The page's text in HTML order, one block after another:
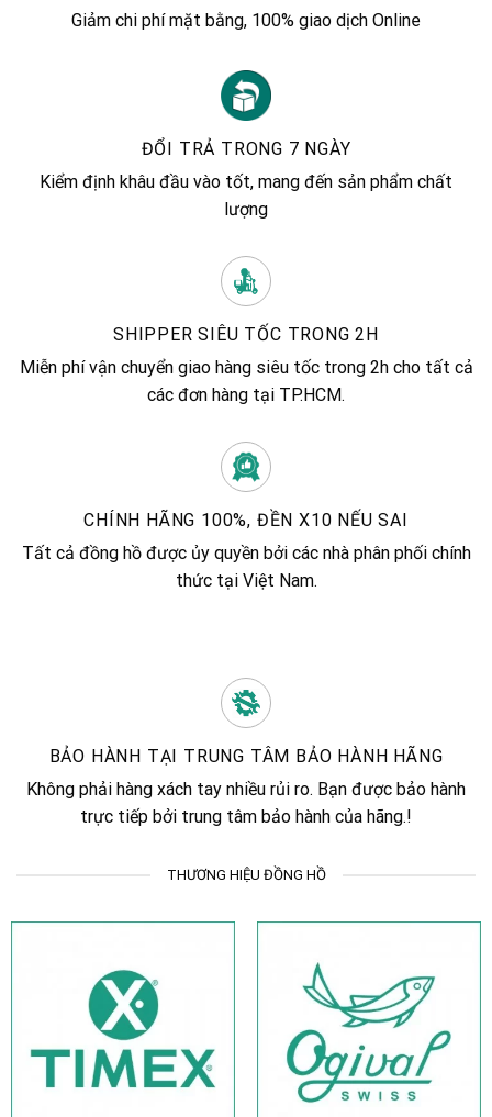
Giảm chi phí mặt bằng, 100% giao dịch Online
ĐỔI TRẢ TRONG 7 NGÀY
Kiểm định khâu đầu vào tốt, mang đến sản phẩm chất
lượng
SHIPPER SIÊU TỐC TRONG 2H
Miễn phí vận chuyển giao hàng siêu tốc trong 2h cho tất cả
các đơn hàng tại TP.HCM.
CHÍNH HÃNG 100%, ĐỀN X10 NẾU SAI
Tất cả đồng hồ được ủy quyền bởi các nhà phân phối chính
thức tại Việt Nam.
BẢO HÀNH TẠI TRUNG TÂM BẢO HÀNH HÃNG
Không phải hàng xách tay nhiều rủi ro. Bạn được bảo hành
trực tiếp bởi trung tâm bảo hành của hãng.!
THƯƠNG HIỆU ĐỒNG HỒ